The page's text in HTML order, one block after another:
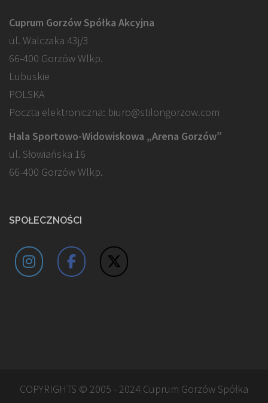
Cuprum Gorzów Spółka Akcyjna
ul. Walczaka 43j/3
66-400 Gorzów Wlkp.
Lubuskie
POLSKA
Poczta elektroniczna: biuro@stilongorzow.com
Hala Sportowo-Widowiskowa „Arena Gorzów”
ul. Słowiańska 16
66-400 Gorzów Wlkp.
SPOŁECZNOŚCI
COPYRIGHTS © 2005 - 2024 Cuprum Gorzów Spółka